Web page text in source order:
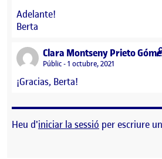
Adelante!
Berta
Clara Montseny Prieto
Visibilitat:
Públic 1 octubre, 2021
¡Gracias, Berta!
Heu d'iniciar la sessió per escriure